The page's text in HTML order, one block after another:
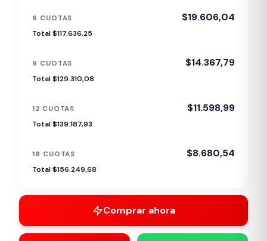
6 CUOTAS $19.606,04
Total $117.636,25
9 CUOTAS $14.367,79
Total $129.310,08
12 CUOTAS $11.598,99
Total $139.187,93
18 CUOTAS $8.680,54
Total $156.249,68
Comprar ahora